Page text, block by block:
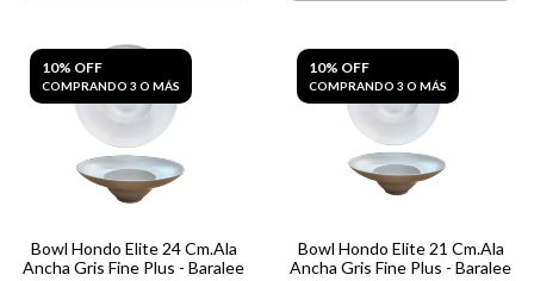
10% OFF
COMPRANDO 3 O MÁS
Bowl Hondo Elite 24 Cm.Ala
Ancha Gris Fine Plus - Baralee
10% OFF
COMPRANDO 3 O MÁS
Bowl Hondo Elite 21 Cm.Ala
Ancha Gris Fine Plus - Baralee